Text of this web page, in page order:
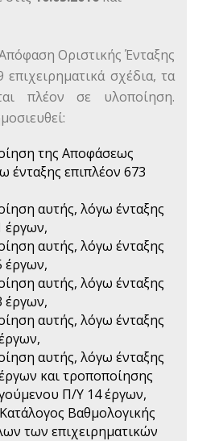
Οριστικής Ένταξης
σχέδια, τα
πλέον σε υλοποίηση.
της Αποφάσεως
ένταξης επιπλέον 673
αυτής, λόγω ένταξης
έργων,
αυτής, λόγω ένταξης
έργων,
αυτής, λόγω ένταξης
έργων,
αυτής, λόγω ένταξης
αυτής, λόγω ένταξης
και τροποποίησης
Π/Υ 14 έργων,
Βαθμολογικής
των επιχειρηματικών